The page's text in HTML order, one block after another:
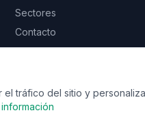
Sectores
Contacto
los derechos reservados.
tráfico del sitio y